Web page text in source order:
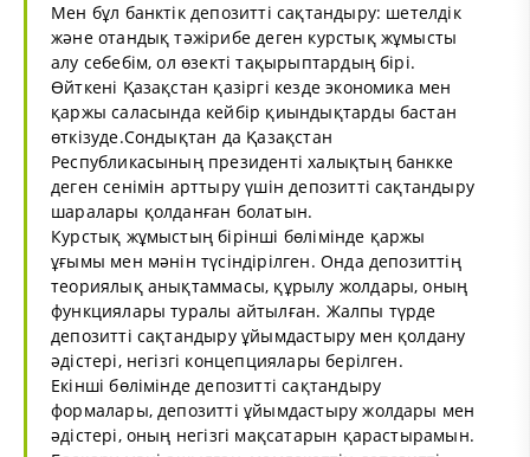
Мен бұл банктік депозитті сақтандыру: шетелдік
және отандық тәжірибе деген курстық жұмысты
алу себебім, ол өзекті тақырыптардың бірі.
Өйткені Қазақстан қазіргі кезде экономика мен
қаржы саласында кейбір қиындықтарды бастан
өткізуде.Сондықтан да Қазақстан
Республикасының президенті халықтың банкке
деген сенімін арттыру үшін депозитті сақтандыру
шаралары қолданған болатын.
Курстық жұмыстың бірінші бөлімінде қаржы
ұғымы мен мәнін түсіндірілген. Онда депозиттің
теориялық анықтаммасы, құрылу жолдары, оның
функциялары туралы айтылған. Жалпы түрде
депозитті сақтандыру ұйымдастыру мен қолдану
әдістері, негізгі концепциялары берілген.
Екінші бөлімінде депозитті сақтандыру
формалары, депозитті ұйымдастыру жолдары мен
әдістері, оның негізгі мақсатарын қарастырамын.